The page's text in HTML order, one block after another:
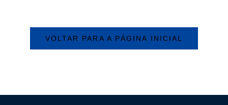
VOLTAR PARA A PÁGINA INICIAL